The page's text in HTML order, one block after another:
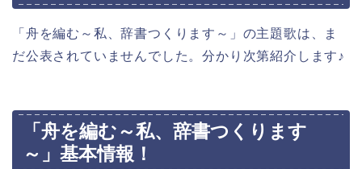
「舟を編む～私、辞書つくります～」の主題歌は、ま
だ公表されていませんでした。分かり次第紹介します♪
「舟を編む～私、辞書つくります
～」基本情報！